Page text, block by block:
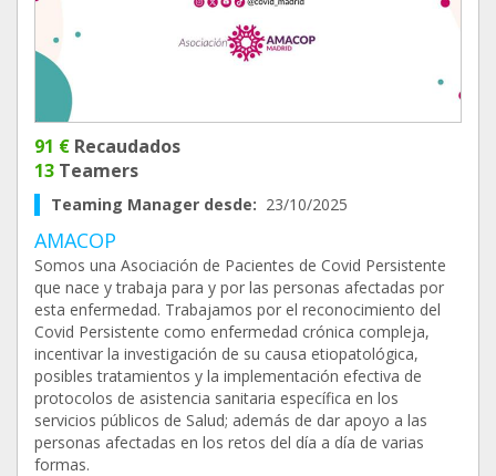
91 € Recaudados
13 Teamers
Teaming Manager desde: 23/10/2025
AMACOP
Somos una Asociación de Pacientes de Covid Persistente
que nace y trabaja para y por las personas afectadas por
esta enfermedad. Trabajamos por el reconocimiento del
Covid Persistente como enfermedad crónica compleja,
incentivar la investigación de su causa etiopatológica,
posibles tratamientos y la implementación efectiva de
protocolos de asistencia sanitaria específica en los
servicios públicos de Salud; además de dar apoyo a las
personas afectadas en los retos del día a día de varias
formas.